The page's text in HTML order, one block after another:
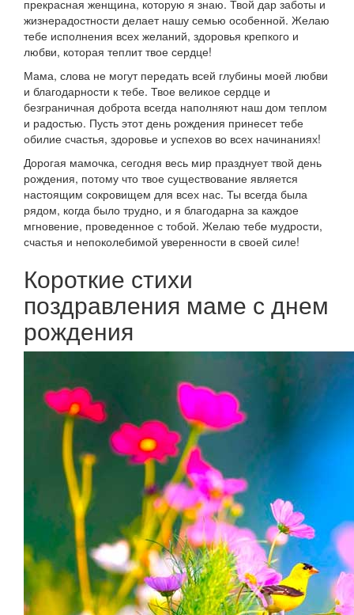
прекрасная женщина, которую я знаю. Твой дар заботы и
жизнерадостности делает нашу семью особенной. Желаю
тебе исполнения всех желаний, здоровья крепкого и
любви, которая теплит твое сердце!
Мама, слова не могут передать всей глубины моей любви
и благодарности к тебе. Твое великое сердце и
безграничная доброта всегда наполняют наш дом теплом
и радостью. Пусть этот день рождения принесет тебе
обилие счастья, здоровье и успехов во всех начинаниях!
Дорогая мамочка, сегодня весь мир празднует твой день
рождения, потому что твое существование является
настоящим сокровищем для всех нас. Ты всегда была
рядом, когда было трудно, и я благодарна за каждое
мгновение, проведенное с тобой. Желаю тебе мудрости,
счастья и непоколебимой уверенности в своей силе!
Короткие стихи
поздравления маме с днем
рождения